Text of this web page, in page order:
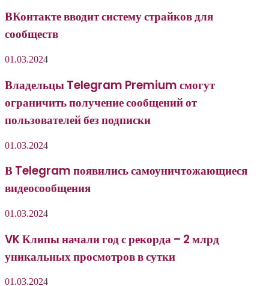
ВКонтакте вводит систему страйков для
сообществ
01.03.2024
Владельцы Telegram Premium смогут
ограничить получение сообщений от
пользователей без подписки
01.03.2024
В Telegram появились самоуничтожающиеся
видеосообщения
01.03.2024
VK Клипы начали год с рекорда – 2 млрд
уникальных просмотров в сутки
01.03.2024